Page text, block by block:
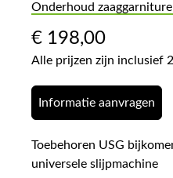
Onderhoud
€ 198,00
Alle prijzen zijn inclusief
Informatie aanvragen
Toebehoren USG
universele slijpmachine